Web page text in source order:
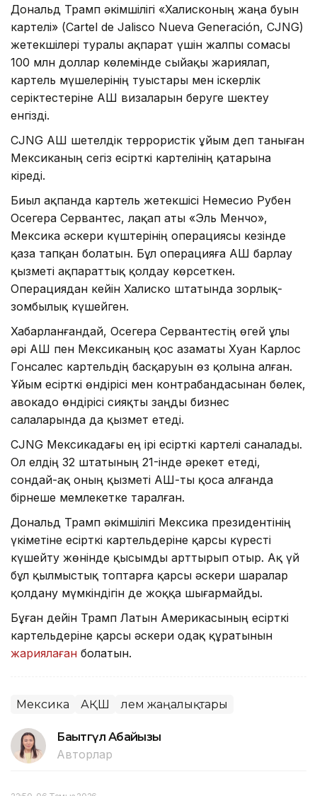
Дональд Трамп әкімшілігі «Халисконың жаңа буын
картелі» (Cartel de Jalisco Nueva Generación, CJNG)
жетекшілері туралы ақпарат үшін жалпы сомасы
100 млн доллар көлемінде сыйақы жариялап,
картель мүшелерінің туыстары мен іскерлік
серіктестеріне АҚШ визаларын беруге шектеу
енгізді.
CJNG АҚШ шетелдік террористік ұйым деп таныған
Мексиканың сегіз есірткі картелінің қатарына
кіреді.
Биыл ақпанда картель жетекшісі Немесио Рубен
Осегера Сервантес, лақап аты «Эль Менчо»,
Мексика әскери күштерінің операциясы кезінде
қаза тапқан болатын. Бұл операцияға АҚШ барлау
қызметі ақпараттық қолдау көрсеткен.
Операциядан кейін Халиско штатында зорлық-
зомбылық күшейген.
Хабарланғандай, Осегера Сервантестің өгей ұлы
әрі АҚШ пен Мексиканың қос азаматы Хуан Карлос
Гонсалес картельдің басқаруын өз қолына алған.
Ұйым есірткі өндірісі мен контрабандасынан бөлек,
авокадо өндірісі сияқты заңды бизнес
салаларында да қызмет етеді.
CJNG Мексикадағы ең ірі есірткі картелі саналады.
Ол елдің 32 штатының 21-інде әрекет етеді,
сондай-ақ оның қызметі АҚШ-ты қоса алғанда
бірнеше мемлекетке таралған.
Дональд Трамп әкімшілігі Мексика президентінің
үкіметіне есірткі картельдеріне қарсы күресті
күшейту жөнінде қысымды арттырып отыр. Ақ үй
бұл қылмыстық топтарға қарсы әскери шаралар
қолдану мүмкіндігін де жоққа шығармайды.
Бұған дейін Трамп Латын Америкасының есірткі
картельдеріне қарсы әскери одақ құратынын
жариялаған болатын.
Мексика АҚШ Әлем жаңалықтары
Бақытгүл Абайқызы
Авторлар